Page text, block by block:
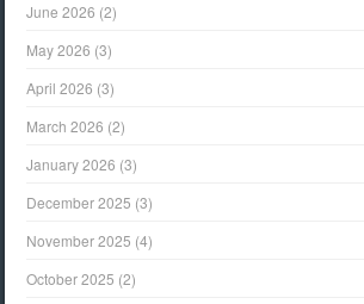
June 2026 (2)
May 2026 (3)
April 2026 (3)
March 2026 (2)
January 2026 (3)
December 2025 (3)
November 2025 (4)
October 2025 (2)